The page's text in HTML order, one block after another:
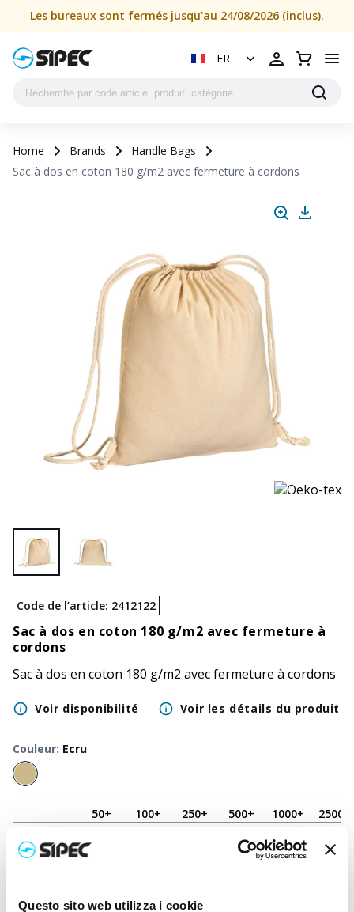
Questo sito web utilizza i cookie
Les bureaux sont fermés jusqu'au 24/08/2026 (inclus).
FR
Home Brands
Handle Bags
Sac à dos en coton 180 g/m2 avec fermeture à cordons
Code de l’article: 2412122
Sac à dos en coton 180 g/m2 avec fermeture à
cordons
Sac à dos en coton 180 g/m2 avec fermeture à cordons
Voir disponibilité Voir les détails du produit
Couleur: Ecru
50+ 100+ 250+ 500+ 1000+ 2500
Prix
imprimé
3,480 3,340€ 3,297€ 3,140